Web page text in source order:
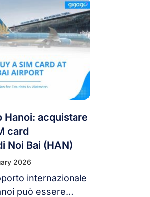
Hanoi: acquistare
card
Noi Bai (HAN)
2026
internazionale
può essere